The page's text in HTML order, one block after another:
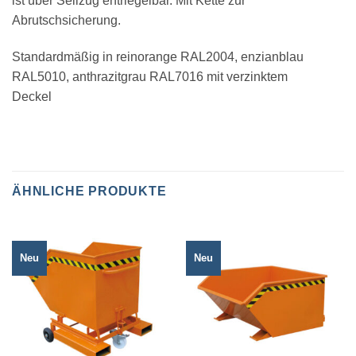
Abrutschsicherung.
Standardmäßig in reinorange RAL2004, enzianblau
RAL5010, anthrazitgrau RAL7016 mit verzinktem
Deckel
ÄHNLICHE PRODUKTE
Neu Neu